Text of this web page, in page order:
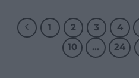
1 2 3 4
10
… 24